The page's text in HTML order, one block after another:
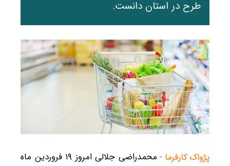
طرح در استان دانست.
پژواک کارفرما -
محمدراضی جلالی امروز ۱۹ فروردین ماه